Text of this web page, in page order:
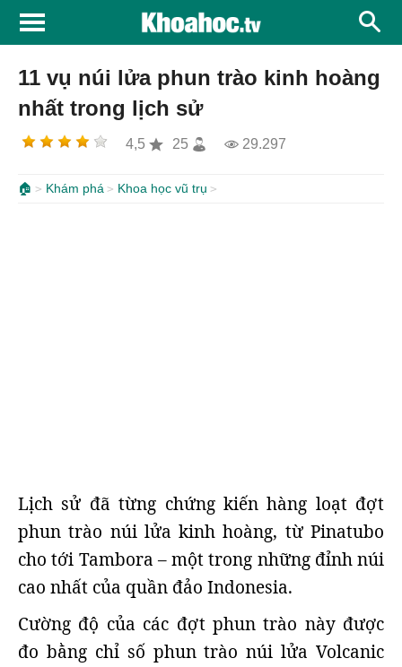
11 vụ núi lửa phun trào kinh hoàng
nhất trong lịch sử
4,5 25 29.297
🏠 Khám phá Khoa học vũ trụ
Lịch sử đã từng chứng kiến hàng loạt đợt
phun trào núi lửa kinh hoàng, từ Pinatubo
cho tới Tambora – một trong những đỉnh núi
cao nhất của quần đảo Indonesia.
Cường độ của các đợt phun trào này được
đo bằng chỉ số phun trào núi lửa Volcanic